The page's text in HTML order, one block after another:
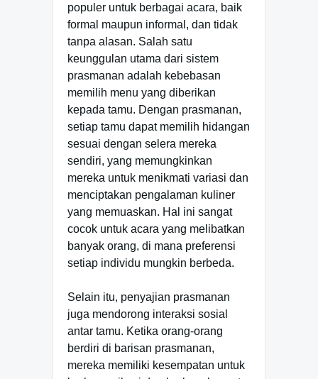
populer untuk berbagai acara, baik
formal maupun informal, dan tidak
tanpa alasan. Salah satu
keunggulan utama dari sistem
prasmanan adalah kebebasan
memilih menu yang diberikan
kepada tamu. Dengan prasmanan,
setiap tamu dapat memilih hidangan
sesuai dengan selera mereka
sendiri, yang memungkinkan
mereka untuk menikmati variasi dan
menciptakan pengalaman kuliner
yang memuaskan. Hal ini sangat
cocok untuk acara yang melibatkan
banyak orang, di mana preferensi
setiap individu mungkin berbeda.
Selain itu, penyajian prasmanan
juga mendorong interaksi sosial
antar tamu. Ketika orang-orang
berdiri di barisan prasmanan,
mereka memiliki kesempatan untuk